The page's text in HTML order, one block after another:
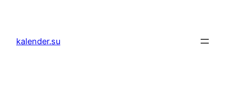
springen
kalender.su